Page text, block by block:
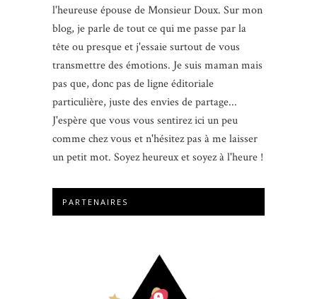
l'heureuse épouse de Monsieur Doux. Sur mon
blog, je parle de tout ce qui me passe par la
tête ou presque et j'essaie surtout de vous
transmettre des émotions. Je suis maman mais
pas que, donc pas de ligne éditoriale
particulière, juste des envies de partage...
J'espère que vous vous sentirez ici un peu
comme chez vous et n'hésitez pas à me laisser
un petit mot. Soyez heureux et soyez à l'heure !
PARTENAIRES